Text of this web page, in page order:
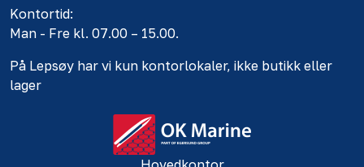
Kontortid:
Man - Fre kl. 07.00 – 15.00.
På Lepsøy har vi kun kontorlokaler, ikke butikk eller
lager